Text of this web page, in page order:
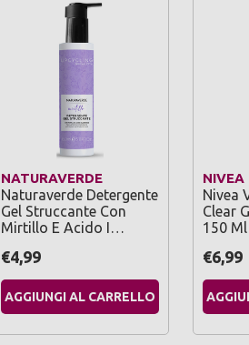
NATURAVERDE
Naturaverde Detergente
Gel Struccante Con
Mirtillo E Acido I…
€4,99
AGGIUNGI AL CARRELLO
NIVEA
Nivea
Clear
150 Ml
€6,99